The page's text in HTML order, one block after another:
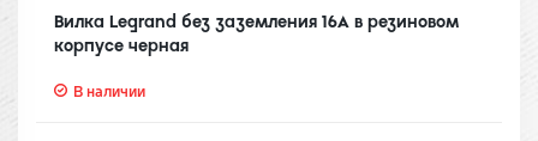
Вилка Legrand без заземления 16А в резиновом
корпусе черная
В наличии